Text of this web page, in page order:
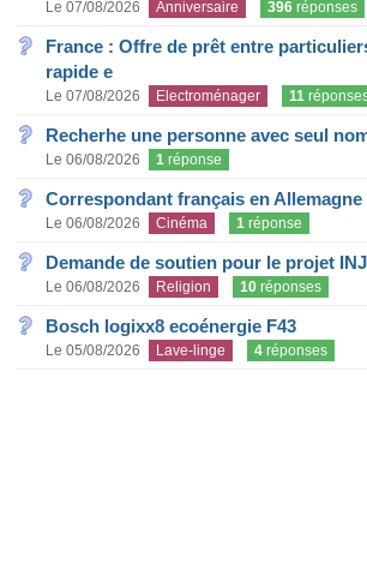
Le 07/08/2026 Anniversaire 396 réponses
France : Offre de prêt entre
rapide e
Le 07/08/2026 Electroménager 11
Recherhe une personne avec seul
Le 06/08/2026 1 réponse
Correspondant français en Allemagne
Le 06/08/2026 Cinéma 1 réponse
Demande de soutien pour le projet
Le 06/08/2026 Religion 10 réponses
Bosch logixx8 ecoénergie F43
Le 05/08/2026 Lave-linge 4 réponses